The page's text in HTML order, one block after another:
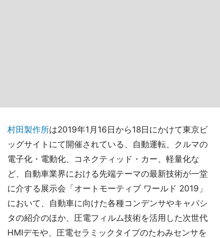
村田製作所は2019年1月16日から18日にかけて東京ビ
ッグサイトにて開催されている、自動運転、クルマの
電子化・電動化、コネクティッド・カー、軽量化な
ど、自動車業界における先端テーマの最新技術が一堂
に介する展示会「オートモーティブ ワールド 2019」
において、自動車に向けた各種コンデンサやキャパシ
タの紹介のほか、圧電フィルム技術を活用した次世代
HMIデモや、圧電セラミックタイプのたわみセンサを